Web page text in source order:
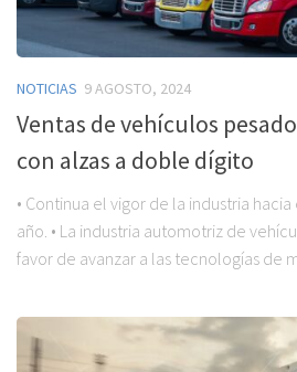
NOTICIAS 9 AGOSTO, 2024
Ventas de vehículos
con alzas a doble dígito
• Continua el vigor de la industria
año. • La industria automotriz de
favor de avanzar a las tecnologías de